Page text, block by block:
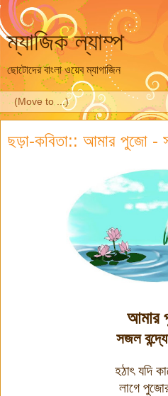
ম্যাজিক ল্যাম্প
ছোটোদের বাংলা ওয়েব ম্যাগাজিন
ছড়া-কবিতা:: আমার পুজো -
আমার
সজল
হঠাৎ যদি
লাগে